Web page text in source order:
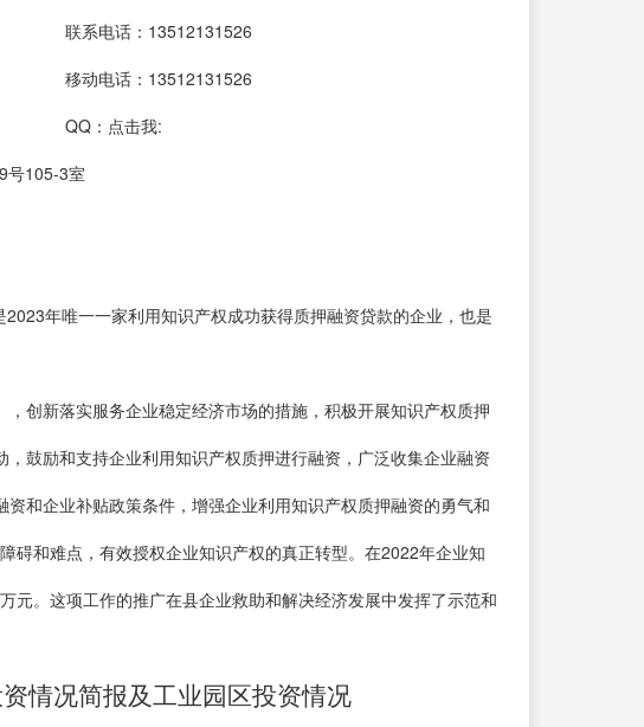
联系电话：13512131526
移动电话：13512131526
QQ： 点击我:
号105-3室
年唯一一家利用知识产权成功获得质押融资贷款的企业，也是
创新落实服务企业稳定经济市场的措施，积极开展知识产权质押
鼓励和支持企业利用知识产权质押进行融资，广泛收集企业融资
和企业补贴政策条件，增强企业利用知识产权质押融资的勇气和
碍和难点，有效授权企业知识产权的真正转型。在2022年企业知
。这项工作的推广在县企业救助和解决经济发展中发挥了示范和
情况简报及工业园区投资情况